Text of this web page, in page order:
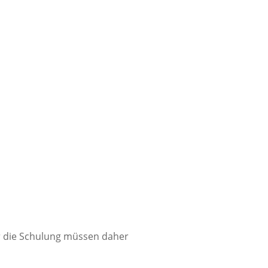
Schulung müssen daher